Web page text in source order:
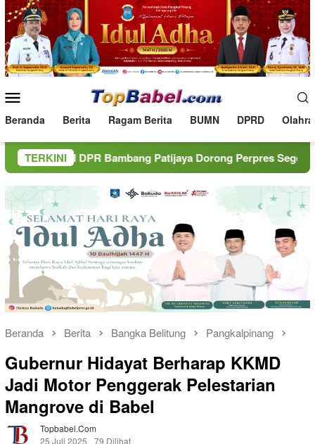
Loncat
ke
konten
Mobile
Beranda Berita Ragam Berita BUMN DPRD
TERKINI
Bambang Patijaya Dorong Perpres Segera Terbit
Beranda Berita Bangka Belitung Pangkalpinang
Gubernur Hidayat Berharap KKMD
Jadi Motor Penggerak Pelestarian
Mangrove di Babel
Topbabel.com
25 Juli 2025
79 Dilihat